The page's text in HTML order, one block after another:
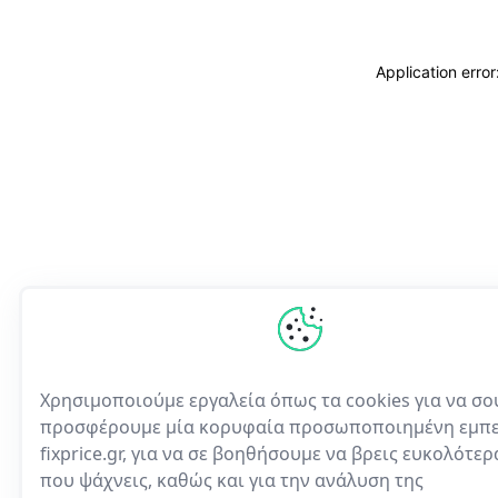
Application
Χρησιμοποιούμε εργαλεία όπως τα cookies για να
προσφέρουμε μία κορυφαία προσωποποιημένη
fixprice.gr, για να σε βοηθήσουμε να βρεις
που ψάχνεις, καθώς και για την ανάλυση της